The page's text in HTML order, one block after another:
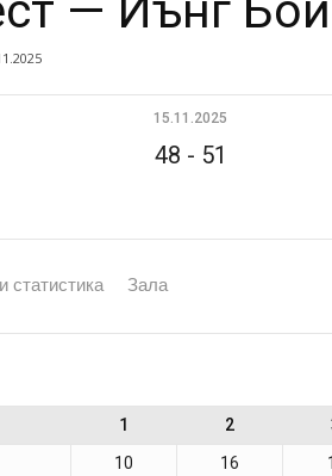
15.11.2025
48 - 51
статистика Зала
1 2
10 16